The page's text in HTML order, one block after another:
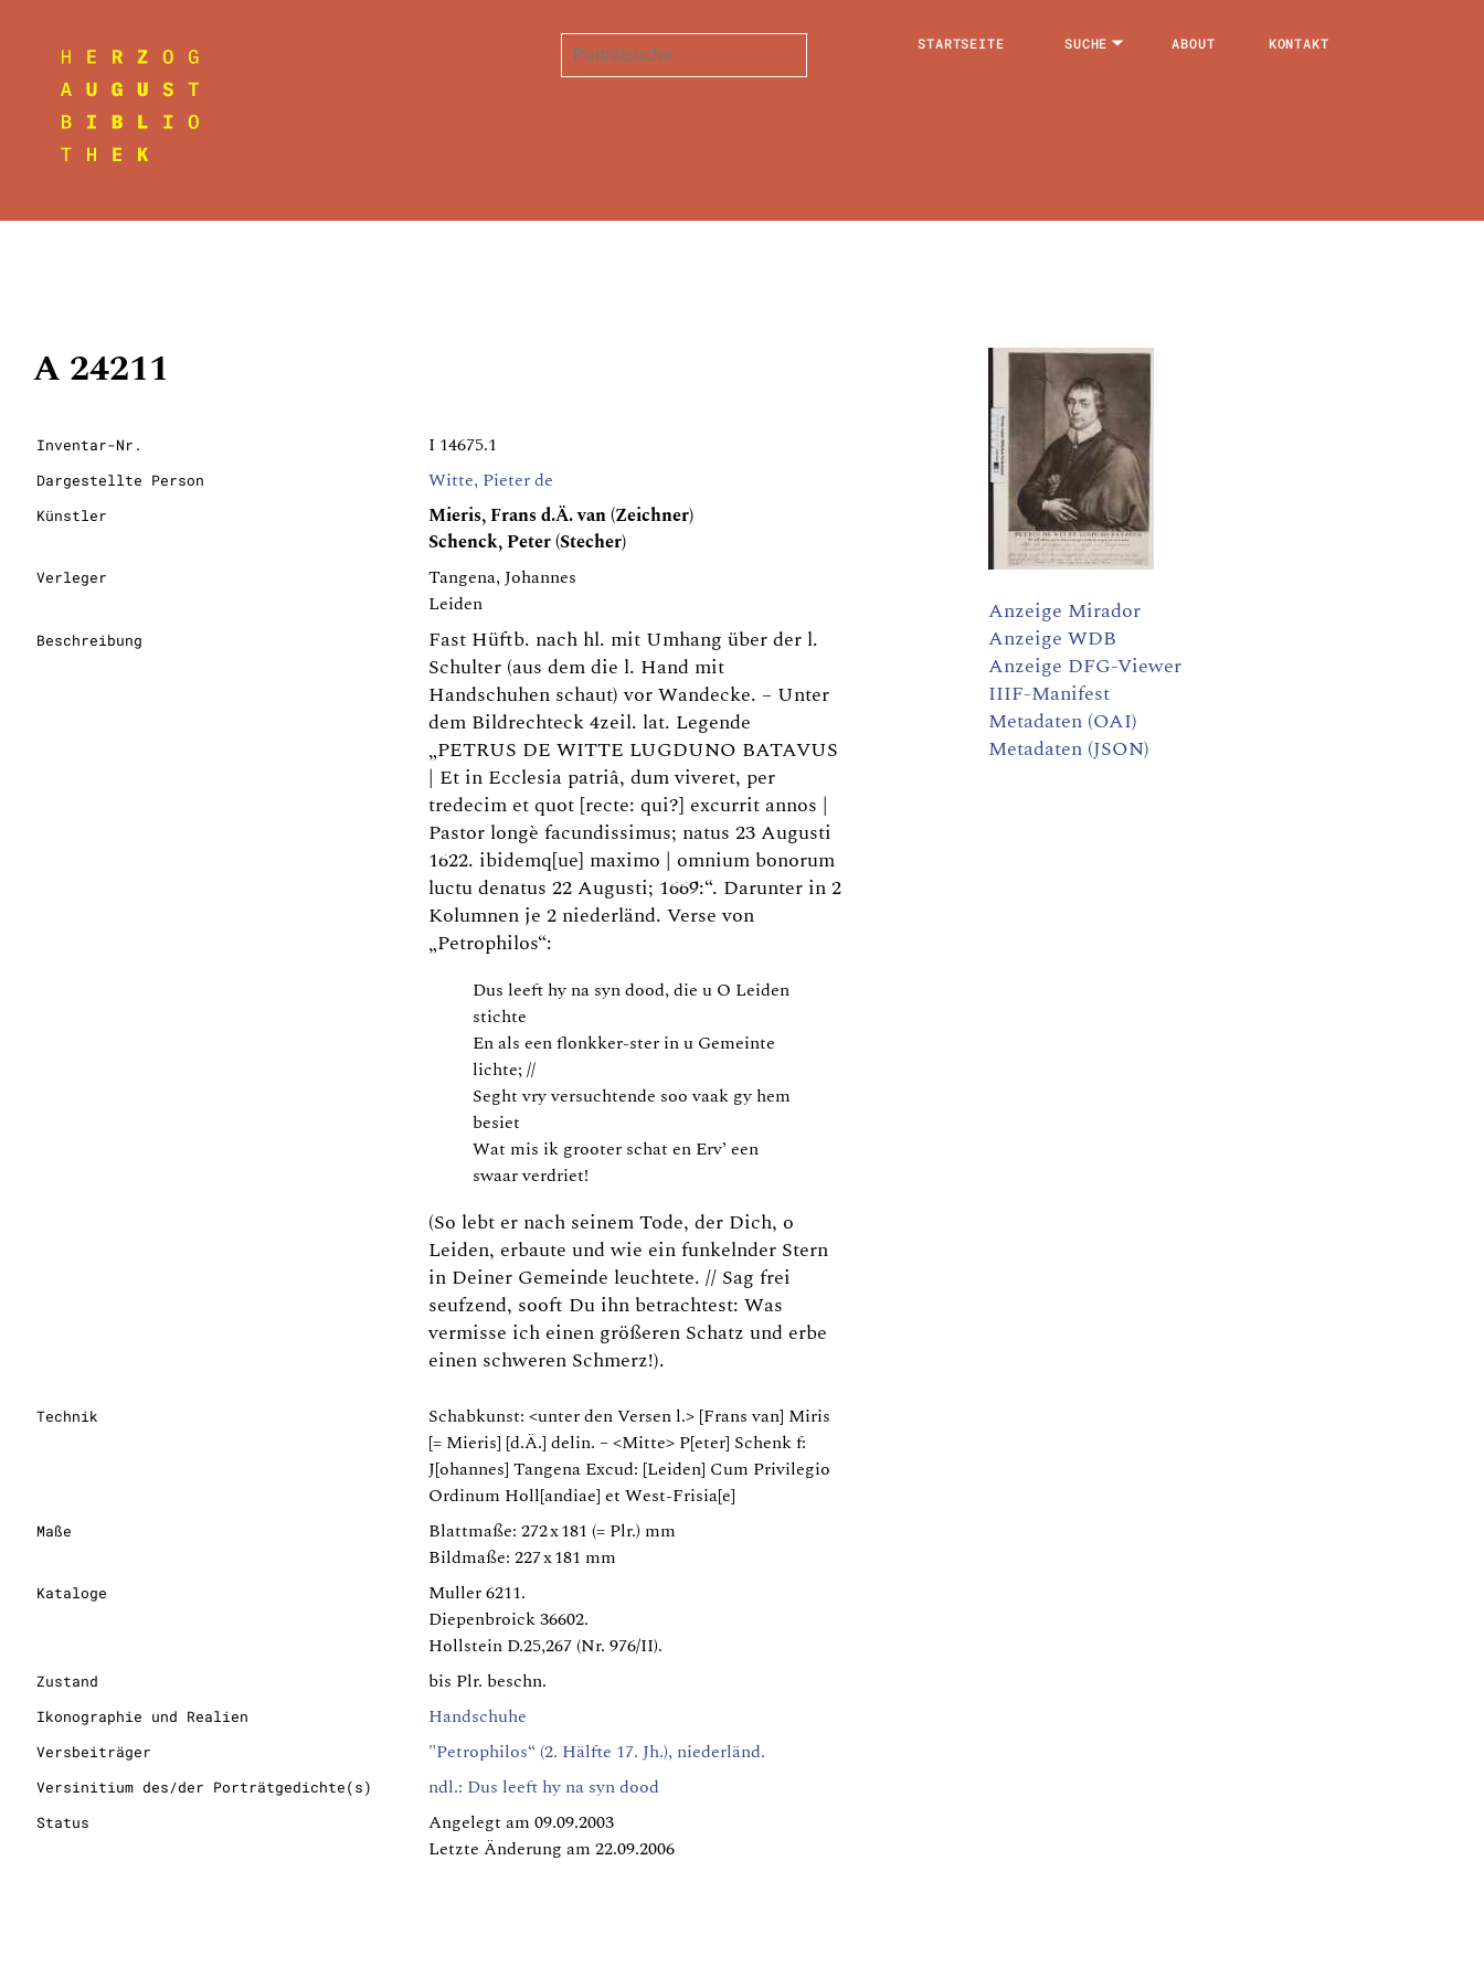
STARTSEITE SUCHE ABOUT KONTAKT
A 24211
Inventar-Nr. I 14675.1
Dargestellte Person Witte, Pieter de
Künstler
Mieris, Frans d.Ä. van (Zeichner)
Schenck, Peter (Stecher)
Verleger
Tangena, Johannes
Leiden
Beschreibung
Fast Hüftb. nach hl. mit Umhang über der l.
Schulter (aus dem die l. Hand mit
Handschuhen schaut) vor Wandecke. – Unter
dem Bildrechteck 4zeil. lat. Legende
„PETRUS DE WITTE LUGDUNO BATAVUS
| Et in Ecclesia patriâ, dum viveret, per
tredecim et quot [recte: qui?] excurrit annos |
Pastor longè facundissimus; natus 23 Augusti
1622. ibidemq[ue] maximo | omnium bonorum
luctu denatus 22 Augusti; 1669:“. Darunter in 2
Kolumnen je 2 niederländ. Verse von
„Petrophilos“:
Dus leeft hy na syn dood, die u O Leiden
stichte
En als een flonkker-ster in u Gemeinte
lichte; //
Seght vry versuchtende soo vaak gy hem
besiet
Wat mis ik grooter schat en Erv’ een
swaar verdriet!
(So lebt er nach seinem Tode, der Dich, o
Leiden, erbaute und wie ein funkelnder Stern
in Deiner Gemeinde leuchtete. // Sag frei
seufzend, sooft Du ihn betrachtest: Was
vermisse ich einen größeren Schatz und erbe
einen schweren Schmerz!).
Technik
Schabkunst: <unter den Versen l.> [Frans van] Miris
[= Mieris] [d.Ä.] delin. – <Mitte> P[eter] Schenk f:
J[ohannes] Tangena Excud: [Leiden] Cum Privilegio
Ordinum Holl[andiae] et West-Frisia[e]
Maße
Blattmaße: 272 x 181 (= Plr.) mm
Bildmaße: 227 x 181 mm
Kataloge
Muller 6211.
Diepenbroick 36602.
Hollstein D.25,267 (Nr. 976/II).
Zustand bis Plr. beschn.
Ikonographie und Realien Handschuhe
Versbeiträger "Petrophilos“ (2. Hälfte 17. Jh.), niederländ.
Versinitium des/der Porträtgedichte(s) ndl.: Dus leeft hy na syn dood
Status
Angelegt am 09.09.2003
Letzte Änderung am 22.09.2006
Anzeige Mirador
Anzeige WDB
Anzeige DFG-Viewer
IIIF-Manifest
Metadaten (OAI)
Metadaten (JSON)